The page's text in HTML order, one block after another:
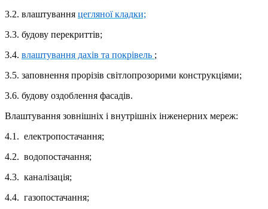
3.2. влаштування цегляної кладки;
3.3. будову перекриттів;
3.4. влаштування дахів та покрівель ;
3.5. заповнення прорізів світлопрозорими конструкціями;
3.6. будову оздоблення фасадів.
Влаштування зовнішніх і внутрішніх інженерних мереж:
4.1. електропостачання;
4.2. водопостачання;
4.3. каналізація;
4.4. газопостачання;